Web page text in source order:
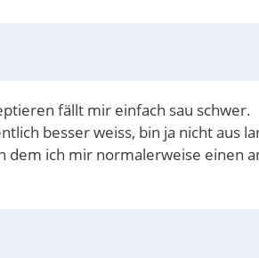
fällt mir einfach sau schwer.
besser weiss, bin ja nicht aus
dem ich mir normalerweise einen